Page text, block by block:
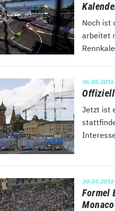
Noch ist
arbeitet
Jetzt ist
30.04.2016
Formel